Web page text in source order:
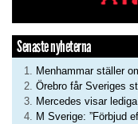
Senaste nyheterna
Menhammar ställer
Örebro får Sveriges
Mercedes visar
M Sverige: ”Förbjud